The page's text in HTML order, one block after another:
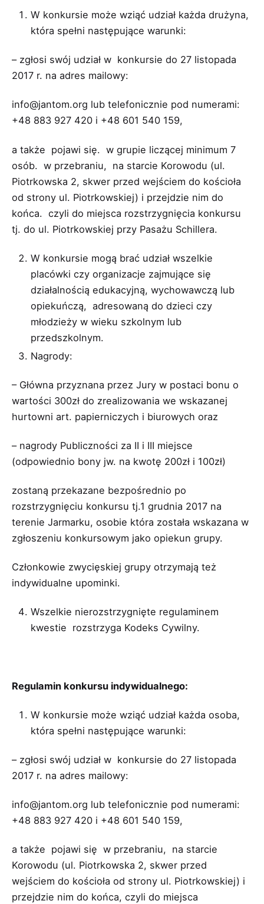
W konkursie może wziąć udział każda drużyna,
która spełni następujące warunki:
– zgłosi swój udział w konkursie do 27 listopada
2017 r. na adres mailowy:
info@jantom.org lub telefonicznie pod numerami:
+48 883 927 420 i +48 601 540 159,
a także pojawi się. w grupie liczącej minimum 7
osób. w przebraniu, na starcie Korowodu (ul.
Piotrkowska 2, skwer przed wejściem do kościoła
od strony ul. Piotrkowskiej) i przejdzie nim do
końca. czyli do miejsca rozstrzygnięcia konkursu
tj. do ul. Piotrkowskiej przy Pasażu Schillera.
W konkursie mogą brać udział wszelkie
placówki czy organizacje zajmujące się
działalnością edukacyjną, wychowawczą lub
opiekuńczą, adresowaną do dzieci czy
młodzieży w wieku szkolnym lub
przedszkolnym.
Nagrody:
– Główna przyznana przez Jury w postaci bonu o
wartości 300zł do zrealizowania we wskazanej
hurtowni art. papierniczych i biurowych oraz
– nagrody Publiczności za II i III miejsce
(odpowiednio bony jw. na kwotę 200zł i 100zł)
zostaną przekazane bezpośrednio po
rozstrzygnięciu konkursu tj.1 grudnia 2017 na
terenie Jarmarku, osobie która została wskazana w
zgłoszeniu konkursowym jako opiekun grupy.
Członkowie zwycięskiej grupy otrzymają też
indywidualne upominki.
Wszelkie nierozstrzygnięte regulaminem
kwestie rozstrzyga Kodeks Cywilny.
Regulamin konkursu indywidualnego:
W konkursie może wziąć udział każda osoba,
która spełni następujące warunki:
– zgłosi swój udział w konkursie do 27 listopada
2017 r. na adres mailowy:
info@jantom.org lub telefonicznie pod numerami:
+48 883 927 420 i +48 601 540 159,
a także pojawi się w przebraniu, na starcie
Korowodu (ul. Piotrkowska 2, skwer przed
wejściem do kościoła od strony ul. Piotrkowskiej) i
przejdzie nim do końca, czyli do miejsca